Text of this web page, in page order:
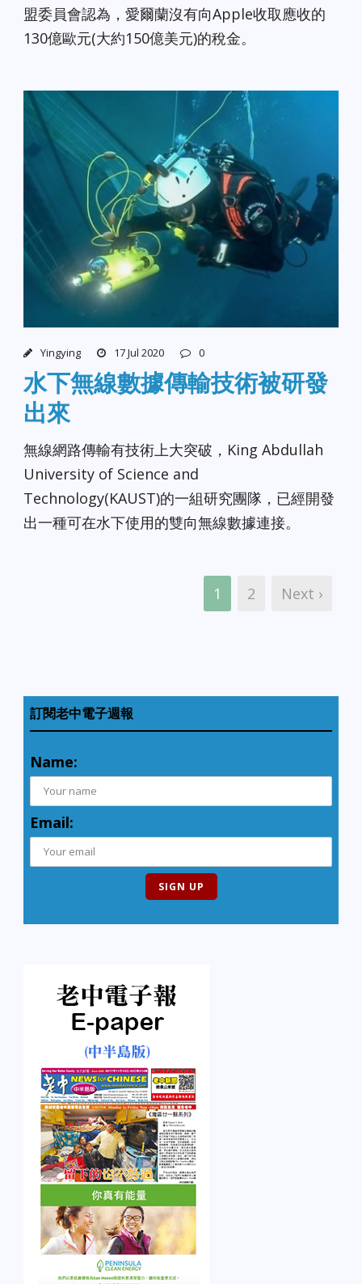
盟委員會認為，愛爾蘭沒有向Apple收取應收的
130億歐元(大約150億美元)的稅金。
Yingying 17 Jul 2020 0
水下無線數據傳輸技術被研發
出來
無線網路傳輸有技術上大突破，King Abdullah
University of Science and
Technology(KAUST)的一組研究團隊，已經開發
出一種可在水下使用的雙向無線數據連接。
1 2 Next ›
訂閱老中電子週報
Name:
Email: